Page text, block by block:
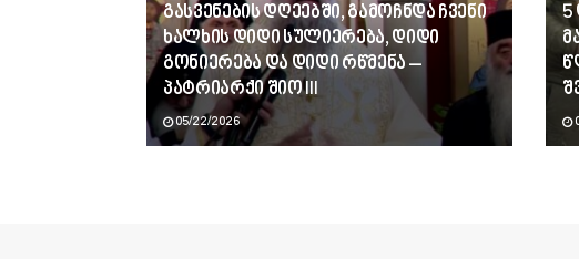
გასვენების დღეებში, გამოჩნდა ჩვენი
ხალხის დიდი სულიერება, დიდი
გონიერება და დიდი რწმენა –
პატრიარქი შიო III
05/22/2026
5